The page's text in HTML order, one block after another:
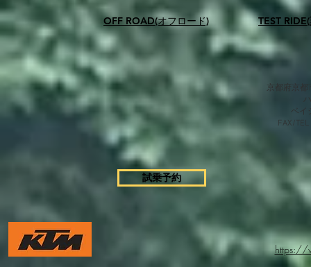
OFF ROAD(オフロード) TEST
京都府京都
ベイ
FAX/
試乗予約
https://